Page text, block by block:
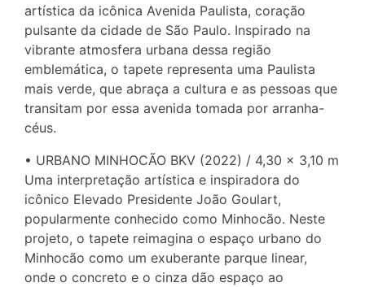
artística da icônica Avenida Paulista, coração
pulsante da cidade de São Paulo. Inspirado na
vibrante atmosfera urbana dessa região
emblemática, o tapete representa uma Paulista
mais verde, que abraça a cultura e as pessoas que
transitam por essa avenida tomada por arranha-
céus.
• URBANO MINHOCÃO BKV (2022) / 4,30 × 3,10 m
Uma interpretação artística e inspiradora do
icônico Elevado Presidente João Goulart,
popularmente conhecido como Minhocão. Neste
projeto, o tapete reimagina o espaço urbano do
Minhocão como um exuberante parque linear,
onde o concreto e o cinza dão espaço ao